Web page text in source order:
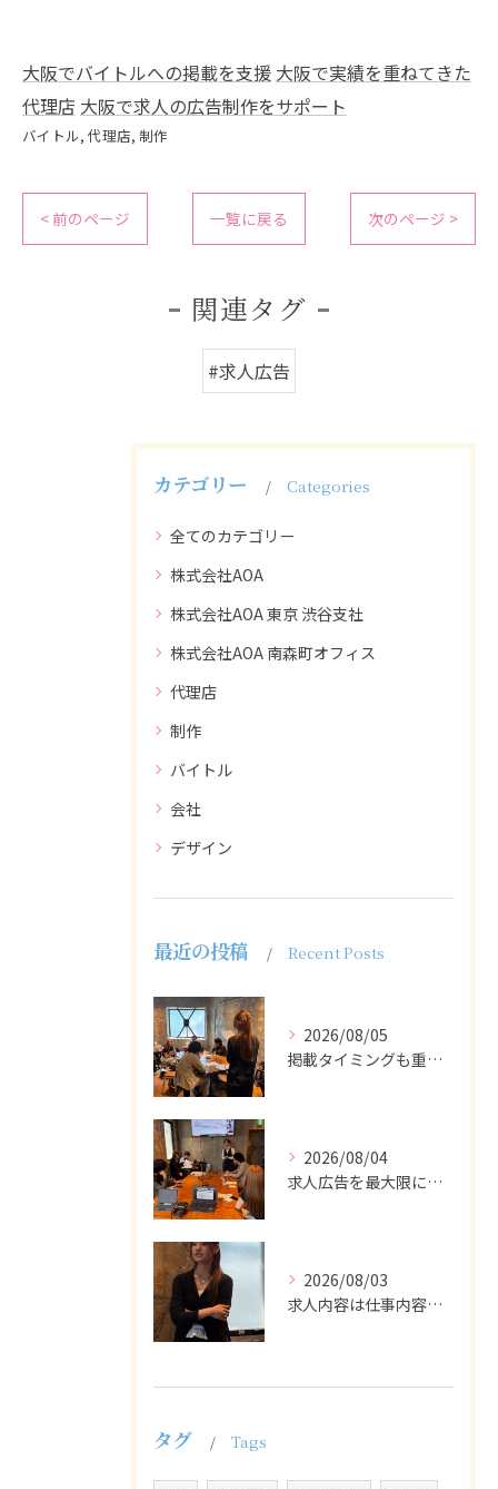
大阪でバイトルへの掲載を支援 大阪で実績を重ねてきた
代理店 大阪で求人の広告制作をサポート
バイトル 代理店 制作
< 前のページ 一覧に戻る 次のページ >
関連タグ
#求人広告
カテゴリー Categories
全てのカテゴリー
株式会社AOA
株式会社AOA 東京 渋谷支社
株式会社AOA 南森町オフィス
代理店
制作
バイトル
会社
デザイン
最近の投稿 Recent Posts
2026/08/05
掲載タイミングも重要で、業界動向や求職者の活動時期に合わせて...
2026/08/04
求人広告を最大限に活用するためには、ターゲット設定の精度を高...
2026/08/03
求人内容は仕事内容や条件を具体的かつわかりやすく記載し、応募...
タグ Tags